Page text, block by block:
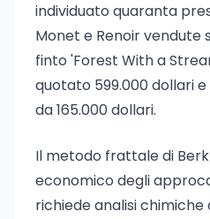
individuato quaranta
Monet e Renoir vendute
finto 'Forest With a
quotato 599.000 dollari
da 165.000 dollari.
Il metodo frattale di
economico degli
richiede analisi